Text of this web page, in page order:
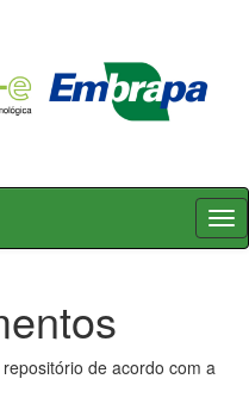
de acordo com a